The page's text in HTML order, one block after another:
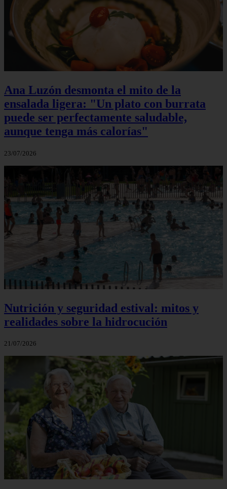
Ana Luzón desmonta el mito de la
ensalada ligera: "Un plato con burrata
puede ser perfectamente saludable,
aunque tenga más calorías"
23/07/2026
Nutrición y seguridad estival: mitos y
realidades sobre la hidrocución
21/07/2026